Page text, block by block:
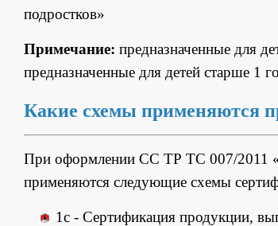
подростков»
Примечание: предназначенные для
предназначенные для детей старше 1
Какие схемы применяются
При оформлении СС ТР ТС 007/2011 «О
применяются следующие схемы
1с - Сертификация продукции,